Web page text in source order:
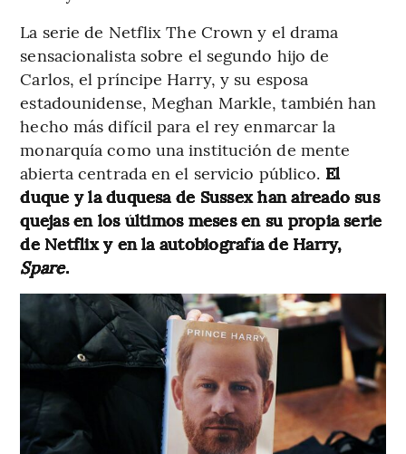
La serie de Netflix The Crown y el drama
sensacionalista sobre el segundo hijo de
Carlos, el príncipe Harry, y su esposa
estadounidense, Meghan Markle, también han
hecho más difícil para el rey enmarcar la
monarquía como una institución de mente
abierta centrada en el servicio público. El
duque y la duquesa de Sussex han aireado sus
quejas en los últimos meses en su propia serie
de Netflix y en la autobiografía de Harry,
Spare.